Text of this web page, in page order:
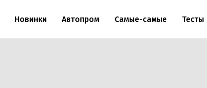
Новинки Автопром Самые-самые Тесты